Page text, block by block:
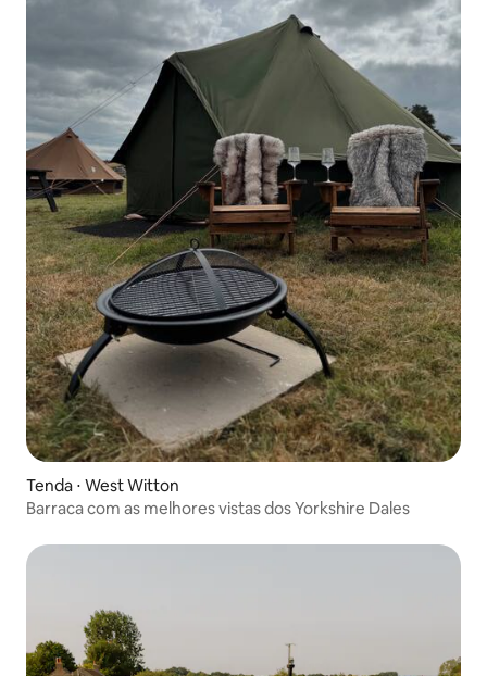
Tenda ⋅ West Witton
Barraca com as melhores vistas dos Yorkshire Dales